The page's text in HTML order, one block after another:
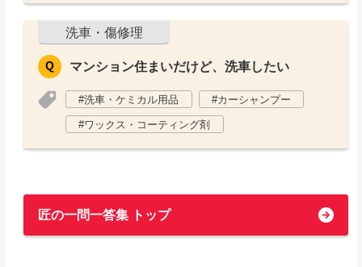
洗車・傷修理
マンション住まいだけど、洗車したい
洗車・ケミカル用品 カーシャンプー
ワックス・コーティング剤
匠の一問一答集 トップ